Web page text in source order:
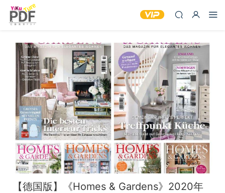
【德国版】《Homes & Gardens》2020年